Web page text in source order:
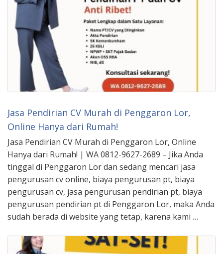
Jasa Pendirian CV Murah di Penggaron Lor,
Online Hanya dari Rumah!
Jasa Pendirian CV Murah di Penggaron Lor, Online
Hanya dari Rumah! | WA 0812-9627-2689 – Jika Anda
tinggal di Penggaron Lor dan sedang mencari jasa
pengurusan cv online, biaya pengurusan pt, biaya
pengurusan cv, jasa pengurusan pendirian pt, biaya
pengurusan pendirian pt di Penggaron Lor, maka Anda
sudah berada di website yang tetap, karena kami …